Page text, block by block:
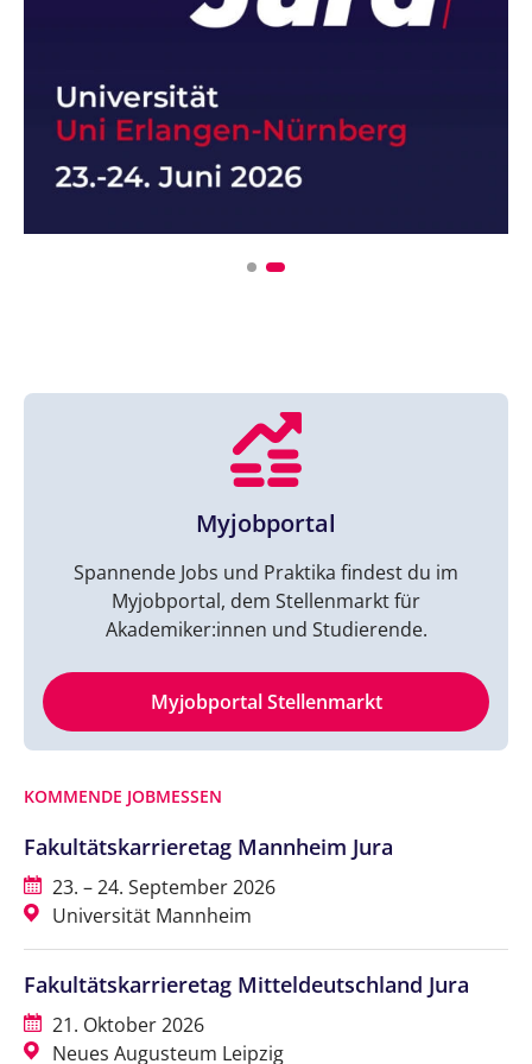
Myjobportal
Spannende Jobs und Praktika findest du im
Myjobportal, dem Stellenmarkt für
Akademiker:innen und Studierende.
Myjobportal Stellenmarkt
KOMMENDE JOBMESSEN
Fakultätskarrieretag Mannheim Jura
23. – 24. September 2026
Universität Mannheim
Fakultätskarrieretag Mitteldeutschland Jura
21. Oktober 2026
Neues Augusteum Leipzig